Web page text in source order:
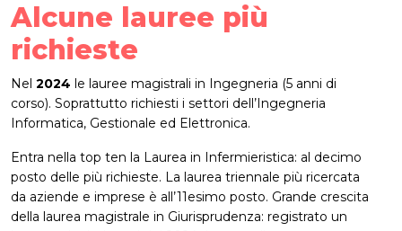
Alcune lauree più
richieste
Nel 2024 le lauree magistrali in Ingegneria (5 anni di
corso). Soprattutto richiesti i settori dell’Ingegneria
Informatica, Gestionale ed Elettronica.
Entra nella top ten la Laurea in Infermieristica: al decimo
posto delle più richieste. La laurea triennale più ricercata
da aziende e imprese è all’11esimo posto. Grande crescita
della laurea magistrale in Giurisprudenza: registrato un